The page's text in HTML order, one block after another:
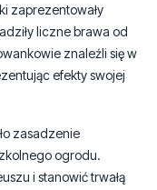
efekty swojej
zasadzenie
ogrodu.
problemy,